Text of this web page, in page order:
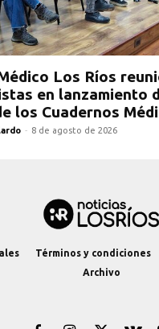
Los Ríos
en lanzamiento
los Cuadernos
- 8 de agosto de 2026
Términos y condiciones
Archivo